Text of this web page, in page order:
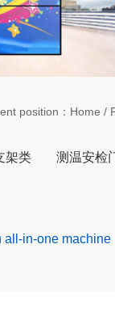
position： Home /
架类 测温安检
all-in-one machine